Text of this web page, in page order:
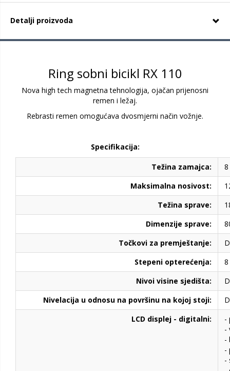
Detalji proizvoda
Ring sobni bicikl RX 110
Nova high tech magnetna tehnologija, ojačan prijenosni
remen i ležaj.
Rebrasti remen omogućava dvosmjerni način vožnje.
Specifikacija:
Težina zamajca:
Maksimalna nosivost:
Težina sprave:
Dimenzije sprave:
Točkovi za premještanje:
Stepeni opterećenja:
Nivoi visine sjedišta:
Nivelacija u odnosu na površinu na kojoj stoji:
LCD displej - digitalni:
-
-
-
-
-